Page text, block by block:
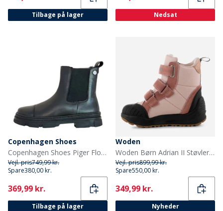
Tilbage på lager Nedsat
Copenhagen Shoes
Copenhagen Shoes Piger Flotte Støvler 0001 Sort
Vejl. pris749,99 kr.
Spare380,00 kr.
Current
369,99 kr.
Tilbage på lager
Woden
Woden Børn Adrian II Støvler 849 Ballerina
Vejl. pris899,99 kr.
Spare550,00 kr.
Current
349,99 kr.
Nyheder